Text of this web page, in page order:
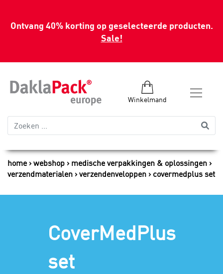
Ontvang 40% korting op geselecteerde producten.
Sale!
Winkelmand
home webshop
medische verpakkingen & oplossingen
verzendmaterialen
verzendenveloppen covermedplus set
CoverMedPlus
set